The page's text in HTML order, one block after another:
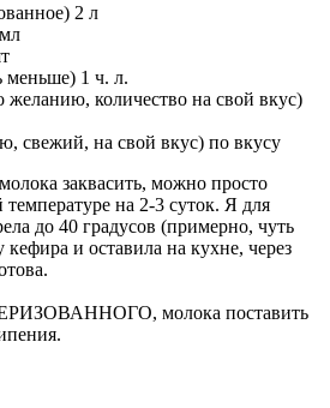
2 л
меньше) 1 ч. л.
желанию, количество на свой вкус)
свежий, на свой вкус) по вкусу
заквасить, можно просто
на 2-3 суток. Я для
до 40 градусов (примерно, чуть
и оставила на кухне, через
молока поставить